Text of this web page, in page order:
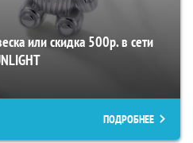
или скидка 500р. в сети
ПОДРОБНЕЕ